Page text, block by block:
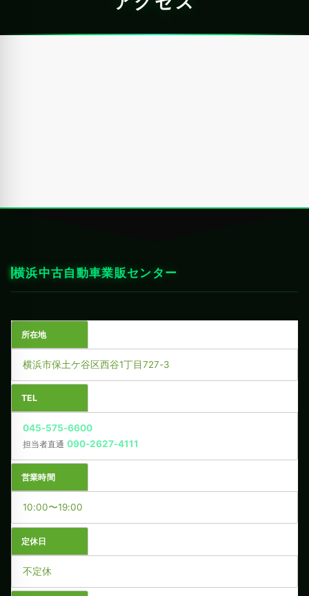
横浜中古自動車業販センター
所在地
横浜市保土ケ谷区西谷1丁目727-3
TEL
045-575-6600
担当者直通 090-2627-4111
営業時間
10:00〜19:00
定休日
不定休